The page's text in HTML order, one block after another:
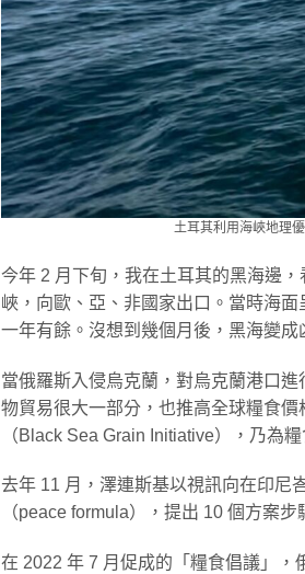
土耳其利用海峽地理
今年 2 月下旬，我在土耳其的黑海邊
峽，向歐、亞、非國家出口。當時海
一年有餘。沒想到幾個月後，黑海變成
當俄羅斯入侵烏克蘭，對烏克蘭港口
物貿易很大一部分，也推高全球糧食價
（Black Sea Grain Initiative），乃為
去年 11 月，澤連斯基以視訊向在印尼
（peace formula），提出 10 個方案
在 2022 年 7 月促成的「糧食倡議」